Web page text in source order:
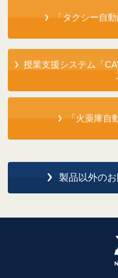
「タクシー自
授業支援システム「
「火薬庫自
製品以外の